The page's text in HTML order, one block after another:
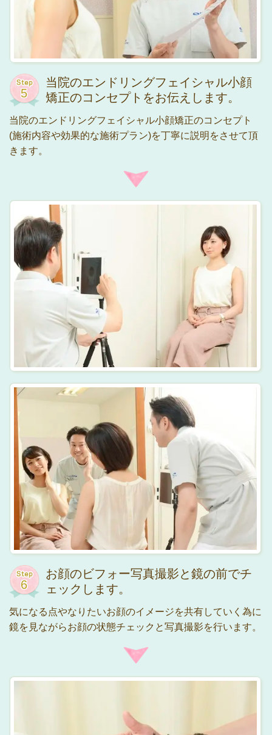
当院のエンドリングフェイシャル小顔
矯正のコンセプトをお伝えします。
当院のエンドリングフェイシャル小顔矯正のコンセプト
(施術内容や効果的な施術プラン)を丁寧に説明をさせて頂
きます。
お顔のビフォー写真撮影と鏡の前でチ
ェックします。
気になる点やなりたいお顔のイメージを共有していく為に
鏡を見ながらお顔の状態チェックと写真撮影を行います。